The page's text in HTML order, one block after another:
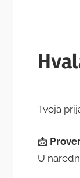
Tvoja
📩
U